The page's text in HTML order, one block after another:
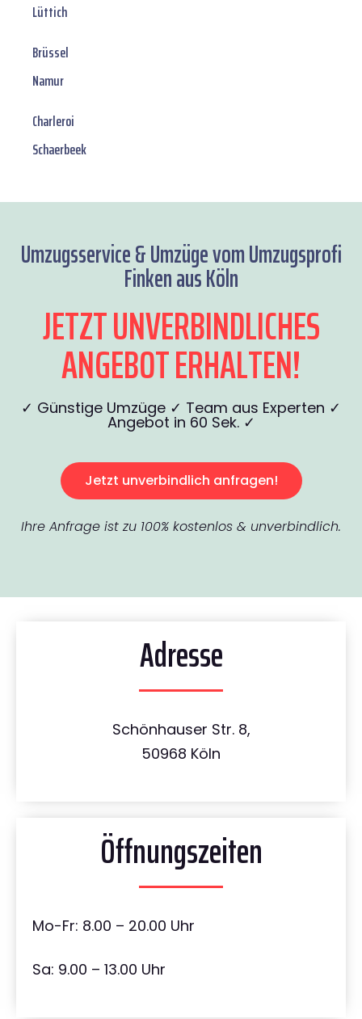
Lüttich
Brüssel
Namur
Charleroi
Schaerbeek
Umzugsservice & Umzüge vom Umzugsprofi
Finken aus Köln
JETZT UNVERBINDLICHES
ANGEBOT ERHALTEN!
✓ Günstige Umzüge ✓ Team aus Experten ✓
Angebot in 60 Sek. ✓
Jetzt unverbindlich anfragen!
Ihre Anfrage ist zu 100% kostenlos & unverbindlich.
Adresse
Schönhauser Str. 8,
50968 Köln
Öffnungszeiten
Mo-Fr: 8.00 – 20.00 Uhr
Sa: 9.00 – 13.00 Uhr